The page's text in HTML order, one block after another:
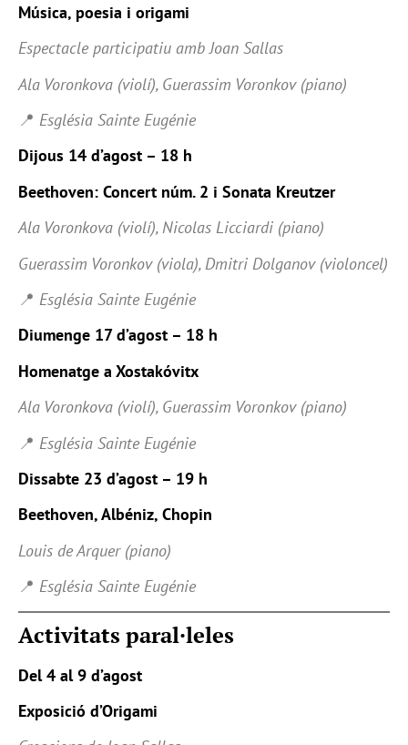
Música, poesia i origami
Espectacle participatiu amb Joan Sallas
Ala Voronkova (violí), Guerassim Voronkov (piano)
📍 Església Sainte Eugénie
Dijous 14 d’agost – 18 h
Beethoven: Concert núm. 2 i Sonata Kreutzer
Ala Voronkova (violí), Nicolas Licciardi (piano)
Guerassim Voronkov (viola), Dmitri Dolganov (violoncel)
📍 Església Sainte Eugénie
Diumenge 17 d’agost – 18 h
Homenatge a Xostakóvitx
Ala Voronkova (violí), Guerassim Voronkov (piano)
📍 Església Sainte Eugénie
Dissabte 23 d’agost – 19 h
Beethoven, Albéniz, Chopin
Louis de Arquer (piano)
📍 Església Sainte Eugénie
Activitats paral·leles
Del 4 al 9 d’agost
Exposició d’Origami